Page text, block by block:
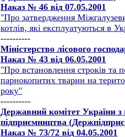
Наказ № 46 від 07.05.2001
"Про затвердження
котлів, які експлуатуються в
----------
Міністерство лісового
Наказ № 43 від 06.05.2001
"Про встановлення строків та
парнокопитих тварин на
року"
----------
Державний комітет України з
підприємництва
Наказ № 73/72 від 04.05.2001